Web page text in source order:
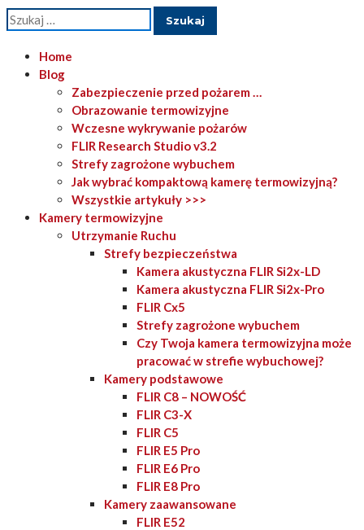
Szukaj:
Home
Blog
Zabezpieczenie przed pożarem …
Obrazowanie termowizyjne
Wczesne wykrywanie pożarów
FLIR Research Studio v3.2
Strefy zagrożone wybuchem
Jak wybrać kompaktową kamerę termowizyjną?
Wszystkie artykuły >>>
Kamery termowizyjne
Utrzymanie Ruchu
Strefy bezpieczeństwa
Kamera akustyczna FLIR Si2x-LD
Kamera akustyczna FLIR Si2x-Pro
FLIR Cx5
Strefy zagrożone wybuchem
Czy Twoja kamera termowizyjna może
pracować w strefie wybuchowej?
Kamery podstawowe
FLIR C8 – NOWOŚĆ
FLIR C3-X
FLIR C5
FLIR E5 Pro
FLIR E6 Pro
FLIR E8 Pro
Kamery zaawansowane
FLIR E52